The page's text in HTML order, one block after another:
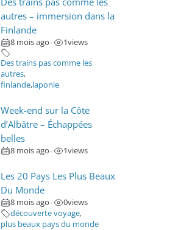
autres – immersion dans la
Finlande
8 mois ago • 1views
Des trains pas comme les
autres,
finlande,laponie
Week-end sur la Côte
d’Albâtre – Échappées
belles
8 mois ago • 1views
Les 20 Pays Les Plus Beaux
Du Monde
8 mois ago • 0views
découverte voyage,
plus beaux pays du monde